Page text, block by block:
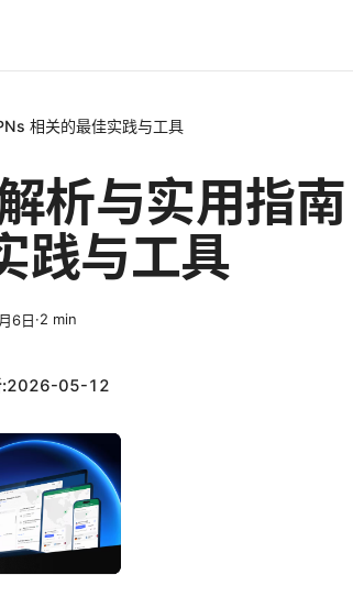
相关的最佳实践与工具
析与实用指
践与工具
6日·2 min
2026-05-12